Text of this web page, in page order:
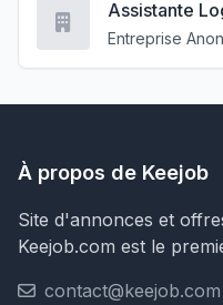
Assistante
Entreprise
À propos de Keejob
Site d'annonces et
Keejob.com est le
contact@keejob.com